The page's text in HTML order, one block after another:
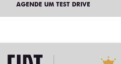
AGENDE UM TEST DRIVE